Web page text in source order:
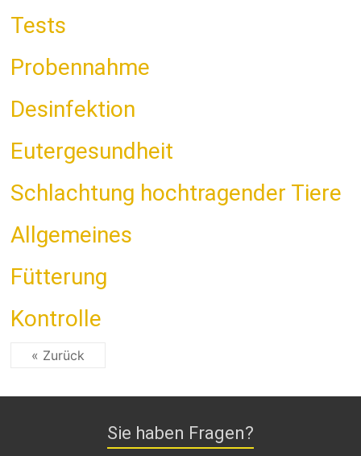
Tests
Probennahme
Desinfektion
Eutergesundheit
Schlachtung hochtragender Tiere
Allgemeines
Fütterung
Kontrolle
« Zurück
Sie haben Fragen?